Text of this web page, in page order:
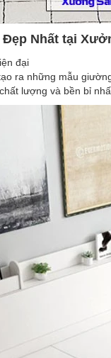
Nhất tại
đại
ra những mẫu
lượng và bền bỉ